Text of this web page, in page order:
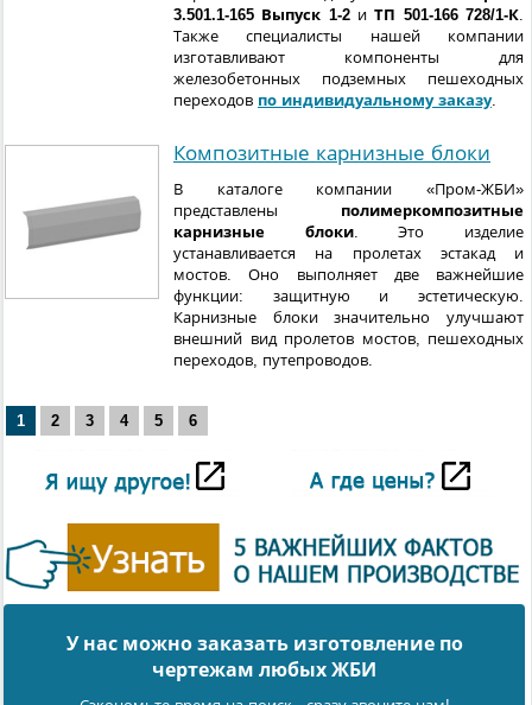
3.501.1-165 Выпуск 1-2иТП 501-166 728/1-К
Также специалисты нашей компании
изготавливают компоненты для
железобетонных подземных пешеходных
переходов по индивидуальному заказу.
Композитные карнизные блоки
В каталоге компании «Пром-ЖБИ»
представлены полимеркомпозитные
карнизные блоки. Это изделие
устанавливается на пролетах эстакад и
мостов. Оно выполняет две важнейшие
функции: защитную и эстетическую.
Карнизные блоки значительно улучшают
внешний вид пролетов мостов, пешеходных
переходов, путепроводов.
1 2 3 4 5 6
У нас можно заказать изготовление по
чертежам любых ЖБИ